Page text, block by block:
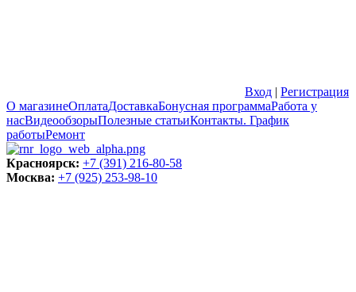
Вход | Регистрация
О магазинеОплатаДоставкаБонусная программаРабота у
насВидеообзорыПолезные статьиКонтакты. График
работыРемонт
Красноярск: +7 (391) 216-80-58
Москва: +7 (925) 253-98-10